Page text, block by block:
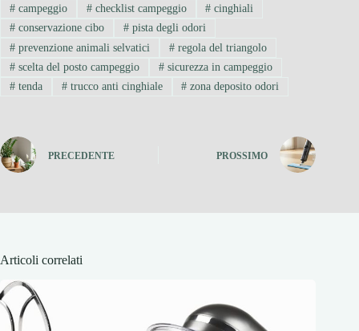
#campeggio #checklist campeggio # cinghiali
#conservazione cibo #pista degli odori
#prevenzione animali selvatici #regola del triangolo
#scelta del posto campeggio #sicurezza in campeggio
#tenda #trucco anti cinghiale # zona deposito odori
PRECEDENTE PROSSIMO
Articoli correlati